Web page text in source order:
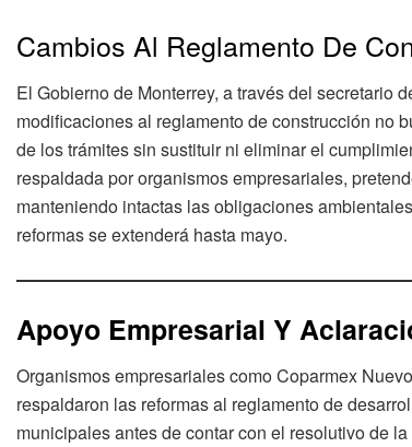
Cambios Al Reglamento De
El Gobierno de Monterrey, a través del secretario
modificaciones al reglamento de construcción no
de los trámites sin sustituir ni eliminar el
respaldada por organismos empresariales,
manteniendo intactas las obligaciones
reformas se extenderá hasta mayo.
Apoyo Empresarial Y
Organismos empresariales como Coparmex
respaldaron las reformas al reglamento de
municipales antes de contar con el resolutivo de